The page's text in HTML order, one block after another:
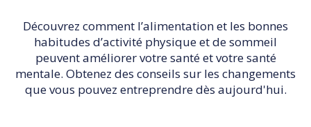
Découvrez comment l’alimentation et les bonnes
habitudes d’activité physique et de sommeil
peuvent améliorer votre santé et votre santé
mentale. Obtenez des conseils sur les changements
que vous pouvez entreprendre dès aujourd'hui.